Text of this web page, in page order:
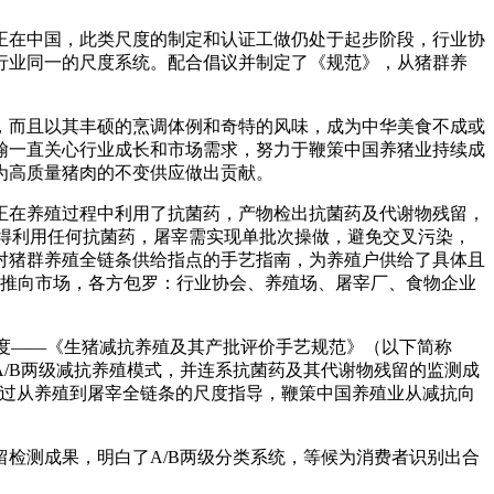
中国，此类尺度的制定和认证工做仍处于起步阶段，行业协
同一的尺度系统。配合倡议并制定了《规范》，从猪群养
且以其丰硕的烹调体例和奇特的风味，成为中华美食不成或
直关心行业成长和市场需求，努力于鞭策中国养猪业持续成
质量猪肉的不变供应做出贡献。
殖过程中利用了抗菌药，产物检出抗菌药及代谢物残留，
用任何抗菌药，屠宰需实现单批次操做，避免交叉污染，
群养殖全链条供给指点的手艺指南，为养殖户供给了具体且
向市场，各方包罗：行业协会、养殖场、屠宰厂、食物企业
——《生猪减抗养殖及其产批评价手艺规范》（以下简称
两级减抗养殖模式，并连系抗菌药及其代谢物残留的监测成
从养殖到屠宰全链条的尺度指导，鞭策中国养殖业从减抗向
测成果，明白了A/B两级分类系统，等候为消费者识别出合